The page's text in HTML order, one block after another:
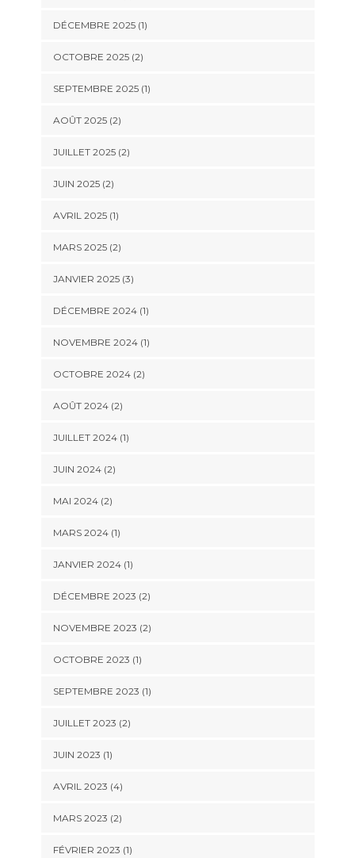
DÉCEMBRE 2025(1)
OCTOBRE 2025(2)
SEPTEMBRE 2025(1)
AOÛT 2025(2)
JUILLET 2025(2)
JUIN 2025(2)
AVRIL 2025(1)
MARS 2025(2)
JANVIER 2025(3)
DÉCEMBRE 2024(1)
NOVEMBRE 2024(1)
OCTOBRE 2024(2)
AOÛT 2024(2)
JUILLET 2024(1)
JUIN 2024(2)
MAI 2024(2)
MARS 2024(1)
JANVIER 2024(1)
DÉCEMBRE 2023 (2)
NOVEMBRE 2023 (2)
OCTOBRE 2023 (1)
SEPTEMBRE 2023 (1)
JUILLET 2023 (2)
JUIN 2023 (1)
AVRIL 2023 (4)
MARS 2023 (2)
FÉVRIER 2023 (1)